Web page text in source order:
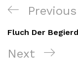
Navigation
de
l’article
Previous
Post
Previous
Fluch Der
Next
Next